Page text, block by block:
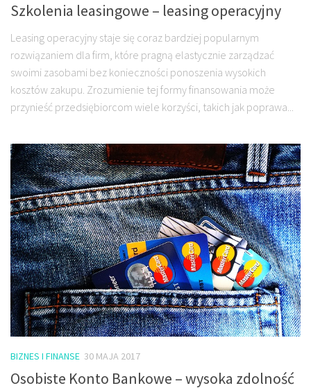
Szkolenia leasingowe – leasing operacyjny
Leasing operacyjny staje się coraz bardziej popularnym
rozwiązaniem dla firm, które pragną elastycznie zarządzać
swoimi zasobami bez konieczności ponoszenia wysokich
kosztów zakupu. Zrozumienie tej formy finansowania może
przynieść przedsiębiorcom wiele korzyści, takich jak poprawa...
BIZNES I FINANSE 30 MAJA 2017
Osobiste Konto Bankowe – wysoka zdolność